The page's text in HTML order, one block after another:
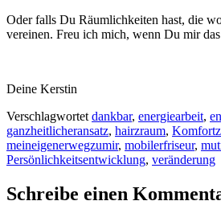
Oder falls Du Räumlichkeiten hast, die
vereinen. Freu ich mich, wenn Du mir
Deine Kerstin
Verschlagwortet dankbar, energiearbeit,
ganzheitlicheransatz, hairzraum,
meineigenerwegzumir, mobilerfriseur,
Persönlichkeitsentwicklung, veränderung
Schreibe einen